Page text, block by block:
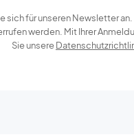
sich für unseren Newsletter
werden. Mit Ihrer
Sie unsere